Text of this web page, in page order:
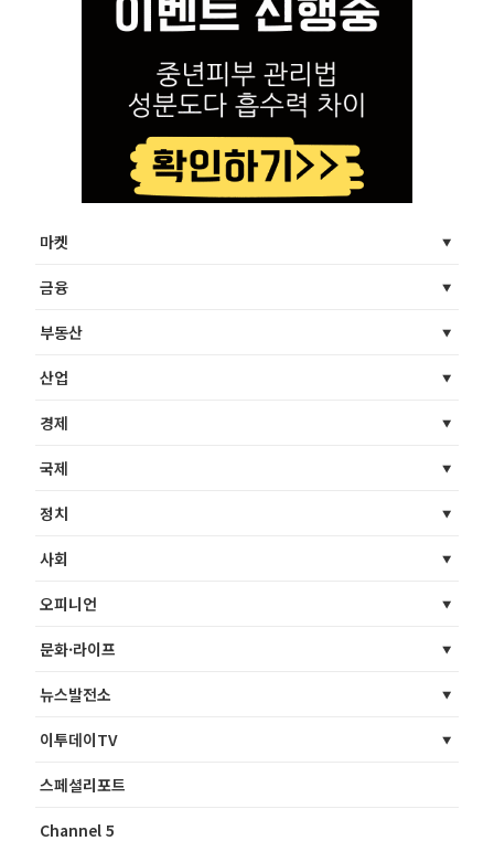
마켓
금융
부동산
산업
경제
국제
정치
사회
오피니언
문화·라이프
뉴스발전소
이투데이TV
스페셜리포트
Channel 5